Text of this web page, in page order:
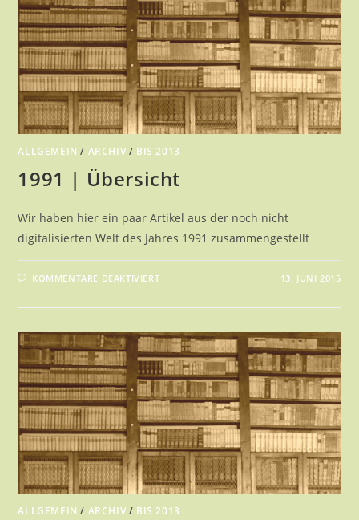
ALLGEMEIN / ARCHIV / BIS 2013
1991 | Übersicht
Wir haben hier ein paar Artikel aus der noch nicht
digitalisierten Welt des Jahres 1991 zusammengestellt
KOMMENTARE DEAKTIVIERTFÜR
ÜBERSICHT
13. JUNI 2015
ALLGEMEIN / ARCHIV / BIS 2013